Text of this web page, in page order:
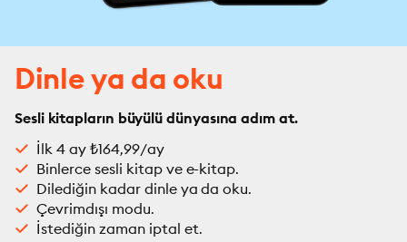
Dinle ya da oku
Sesli kitapların büyülü dünyasına adım at.
İlk 4 ay ₺164,99/ay
Binlerce sesli kitap ve e-kitap.
Dilediğin kadar dinle ya da oku.
Çevrimdışı modu.
İstediğin zaman iptal et.